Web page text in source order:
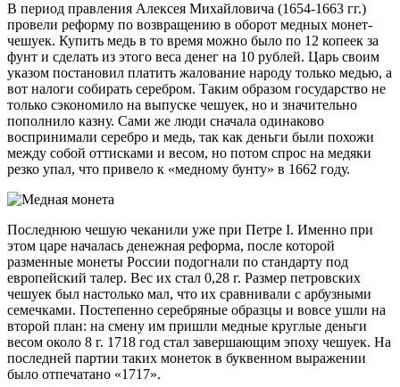
В период правления Алексея Михайловича (1654-1663 гг.)
провели реформу по возвращению в оборот медных монет-
чешуек. Купить медь в то время можно было по 12 копеек за
фунт и сделать из этого веса денег на 10 рублей. Царь своим
указом постановил платить жалование народу только медью, а
вот налоги собирать серебром. Таким образом государство не
только сэкономило на выпуске чешуек, но и значительно
пополнило казну. Сами же люди сначала одинаково
воспринимали серебро и медь, так как деньги были похожи
между собой оттисками и весом, но потом спрос на медяки
резко упал, что привело к «медному бунту» в 1662 году.
Последнюю чешую чеканили уже при Петре I. Именно при
этом царе началась денежная реформа, после которой
разменные монеты России подогнали по стандарту под
европейский талер. Вес их стал 0,28 г. Размер петровских
чешуек был настолько мал, что их сравнивали с арбузными
семечками. Постепенно серебряные образцы и вовсе ушли на
второй план: на смену им пришли медные круглые деньги
весом около 8 г. 1718 год стал завершающим эпоху чешуек. На
последней партии таких монеток в буквенном выражении
было отпечатано «1717».